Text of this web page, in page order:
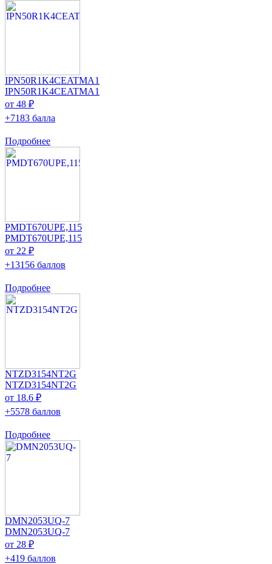
IPN50R1K4CEATMA1
IPN50R1K4CEATMA1
от 48 ₽
+7183 балла
Подробнее
PMDT670UPE,115
PMDT670UPE,115
от 22 ₽
+13156 баллов
Подробнее
NTZD3154NT2G
NTZD3154NT2G
от 18.6 ₽
+5578 баллов
Подробнее
DMN2053UQ-7
DMN2053UQ-7
от 28 ₽
+419 баллов